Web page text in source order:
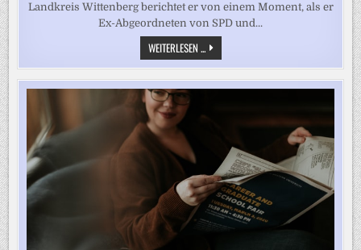
Landkreis Wittenberg berichtet er von einem Moment, als er
Ex-Abgeordneten von SPD und...
WEITERLESEN ...„DIE
JUSTIZ
IST
ZU
GEWISSEM
ESETZT, D
IGANTISCHES P
ROBLEM“, S
AGT S
IEGMUND